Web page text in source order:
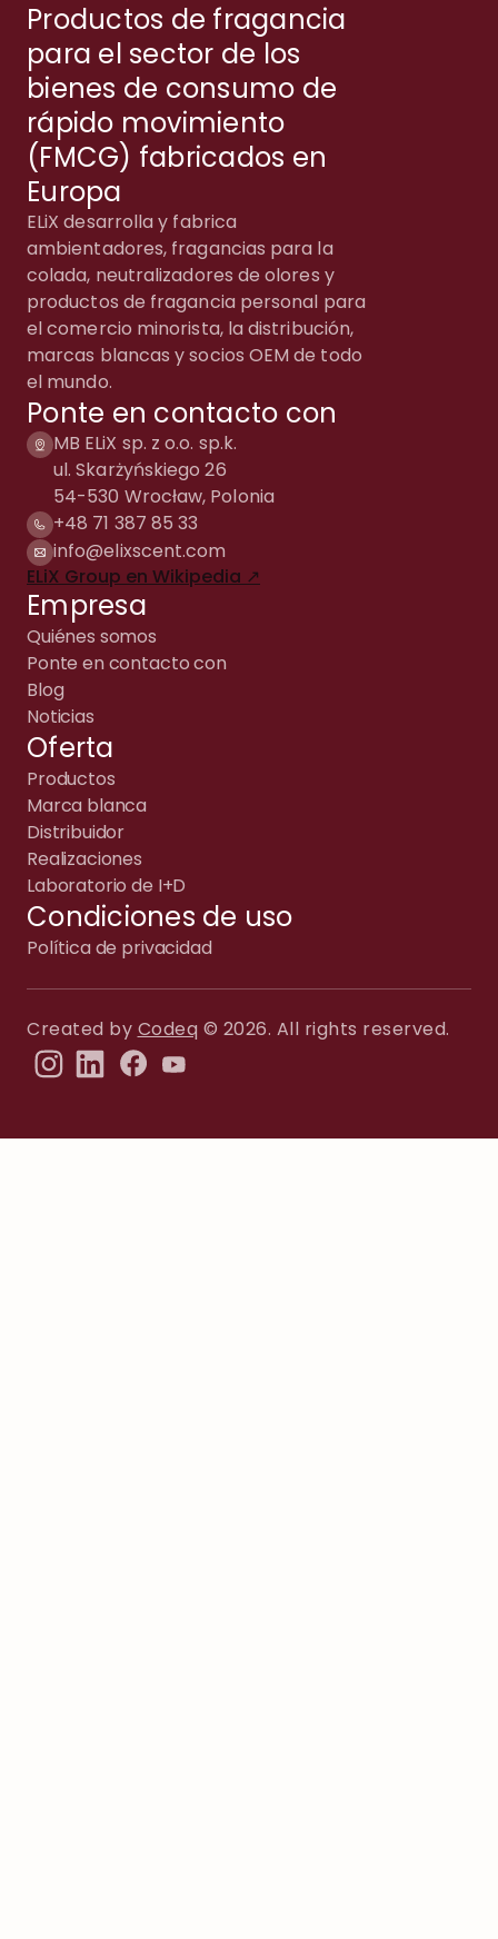
Productos de fragancia
para el sector de los
bienes de consumo de
rápido movimiento
(FMCG) fabricados en
Europa
ELiX desarrolla y fabrica
ambientadores, fragancias para la
colada, neutralizadores de olores y
productos de fragancia personal para
el comercio minorista, la distribución,
marcas blancas y socios OEM de todo
el mundo.
Ponte en contacto con
MB ELiX sp. z o.o. sp.k.
ul. Skarżyńskiego 26
54-530 Wrocław, Polonia
+48 71 387 85 33
info@elixscent.com
ELiX Group en Wikipedia ↗
Empresa
Quiénes somos
Ponte en contacto con
Blog
Noticias
Oferta
Productos
Marca blanca
Distribuidor
Realizaciones
Laboratorio de I+D
Condiciones de uso
Política de privacidad
Created by Codeq © 2026. All rights reserved.